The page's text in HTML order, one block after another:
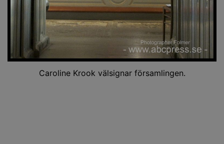
Caroline Krook välsignar församlingen.